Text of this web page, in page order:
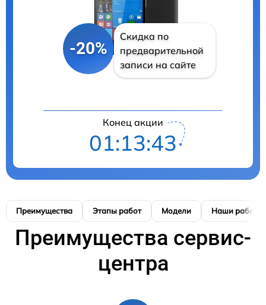
-20%
Скидка по
предварительной
записи на сайте
Конец акции
01:13:42
Преимущества Этапы работ Модели Наши работы
Преимущества сервис-
центра